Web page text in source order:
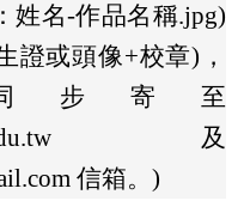
姓名-作品名稱.jpg)
證或頭像+校章)，
步寄至
及
信箱。)